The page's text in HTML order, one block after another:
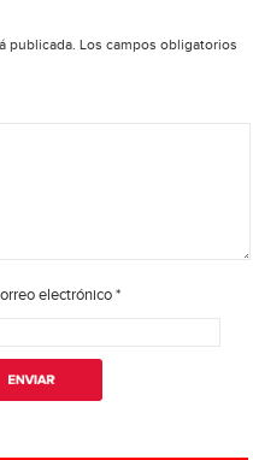
publicada. Los campos obligatorios
electrónico*